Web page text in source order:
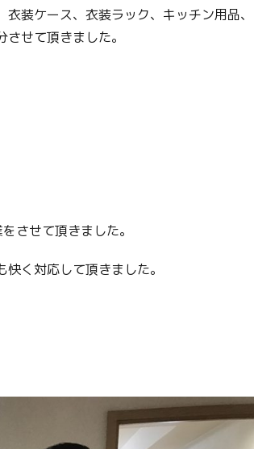
装ケース、衣装ラック、キッチン用品、
せて頂きました。
させて頂きました。
く対応して頂きました。